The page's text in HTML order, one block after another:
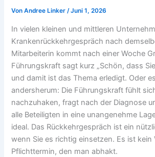
VonAndree Linker/Juni 1, 2026
In vielen kleinen und mittleren
Krankenrückkehrgespräch nach
Mitarbeiterin kommt nach einer Woche
Führungskraft sagt kurz „Schön, dass
und damit ist das Thema erledigt. Oder
andersherum: Die Führungskraft fühlt
nachzuhaken, fragt nach der Diagnose
alle Beteiligten in eine unangenehme
ideal. Das Rückkehrgespräch ist ein
wenn Sie es richtig einsetzen. Es ist kein
Pflichttermin, den man abhakt.